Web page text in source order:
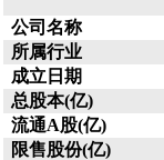
公司名称
所属行业
成立日期
总股本(亿)
流通A股(亿)
限售股份(亿)